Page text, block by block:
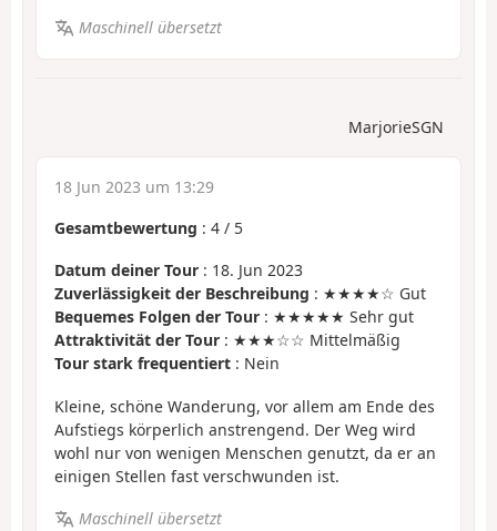
Maschinell übersetzt
MarjorieSGN
18 Jun 2023 um 13:29
Gesamtbewertung : 4 / 5
Datum deiner Tour : 18. Jun 2023
Zuverlässigkeit der Beschreibung : ★★★★☆ Gut
Bequemes Folgen der Tour : ★★★★★ Sehr gut
Attraktivität der Tour : ★★★☆☆ Mittelmäßig
Tour stark frequentiert : Nein
Kleine, schöne Wanderung, vor allem am Ende des
Aufstiegs körperlich anstrengend. Der Weg wird
wohl nur von wenigen Menschen genutzt, da er an
einigen Stellen fast verschwunden ist.
Maschinell übersetzt